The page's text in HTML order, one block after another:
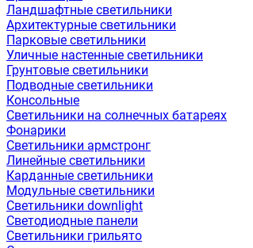
Ландшафтные светильники
Архитектурные светильники
Парковые светильники
Уличные настенные светильники
Грунтовые светильники
Подводные светильники
Консольные
Светильники на солнечных батареях
Фонарики
Светильники армстронг
Линейные светильники
Карданные светильники
Модульные светильники
Светильники downlight
Светодиодные панели
Светильники грильято